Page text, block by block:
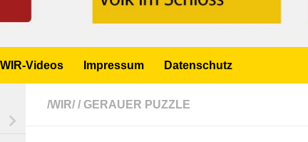
WIR-Videos Impressum Datenschutz
/WIR/ / GERAUER PUZZLE